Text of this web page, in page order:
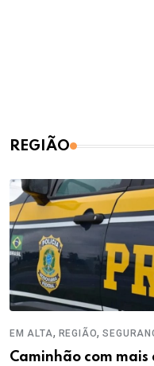
REGIÃO
EM ALTA, REGIÃO,
Caminhão com mais